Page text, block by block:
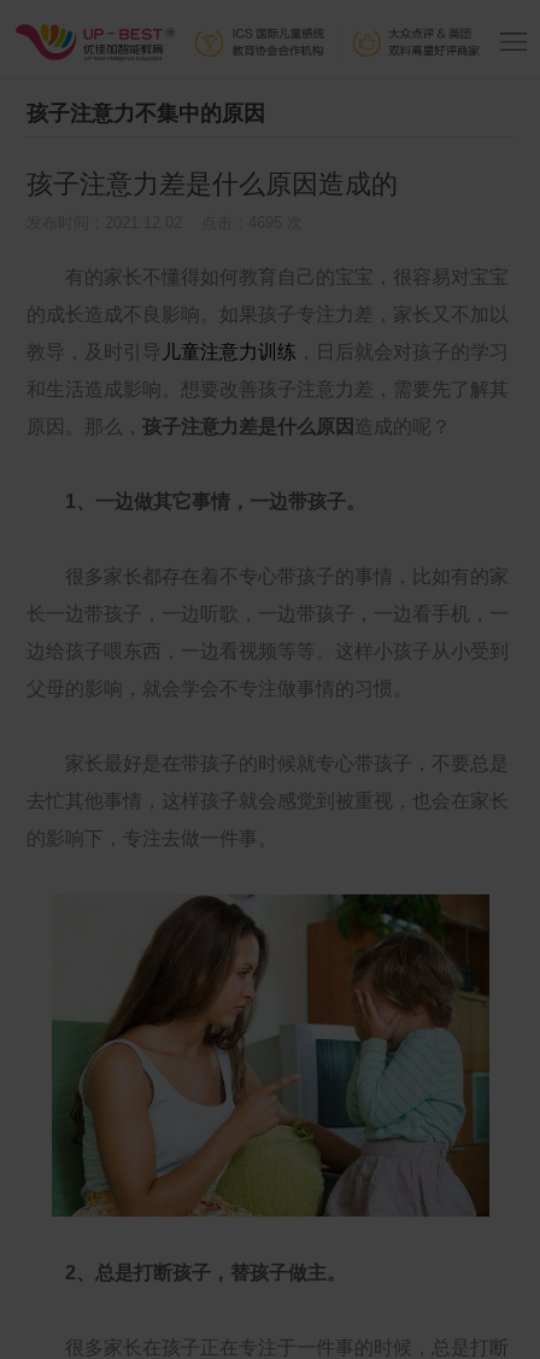
孩子注意力不集中的原因
孩子注意力差是什么原因造成的
有的家长不懂得如何教育自己的宝宝，很容易对宝宝
的成长造成不良影响。如果孩子专注力差，家长又不加以
教导，及时引导 儿童注意力训练 ，日后就会对孩子的学习
和生活造成影响。想要改善孩子注意力差，需要先了解其
原因。那么，孩子注意力差是什么原因 造成的呢？
1、一边做其它事情，一边带孩子。
很多家长都存在着不专心带孩子的事情，比如有的家
长一边带孩子，一边听歌，一边带孩子，一边看手机，一
边给孩子喂东西，一边看视频等等。这样小孩子从小受到
父母的影响，就会学会不专注做事情的习惯。
家长最好是在带孩子的时候就专心带孩子，不要总是
去忙其他事情，这样孩子就会感觉到被重视，也会在家长
的影响下，专注去做一件事。
2、总是打断孩子，替孩子做主。
很多家长在孩子正在专注于一件事的时候，总是打断